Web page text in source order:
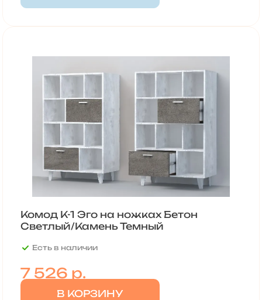
Комод К-1 Эго на ножках Бетон
Светлый/Камень Темный
Есть в наличии
7 526 р.
В КОРЗИНУ